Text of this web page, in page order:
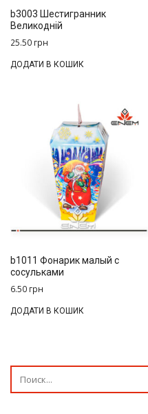
b3003 Шестигранник
Великодній
25.50 грн
ДОДАТИ В КОШИК
b1011 Фонарик малый с
сосульками
6.50 грн
ДОДАТИ В КОШИК